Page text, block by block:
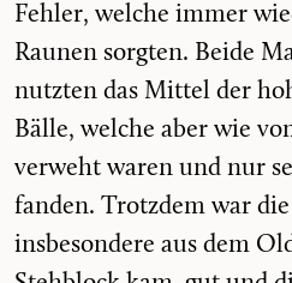
Fehler, welche immer
Raunen sorgten. Beide
nutzten das Mittel der
Bälle, welche aber wie
verweht waren und nur
fanden. Trotzdem war
insbesondere aus dem